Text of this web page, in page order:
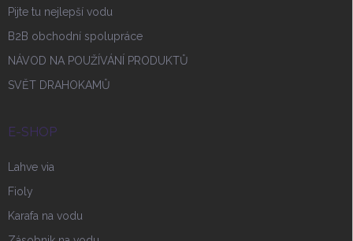
Pijte tu nejlepší vodu
B2B obchodní spolupráce
NÁVOD NA POUŽÍVÁNÍ PRODUKTŮ
SVĚT DRAHOKAMŮ
E-SHOP
Lahve via
Fioly
Karafa na vodu